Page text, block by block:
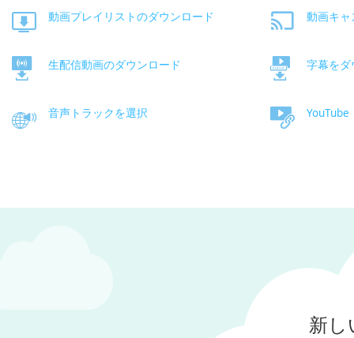
動画プレイリストのダウンロード 動画キャ
生配信動画のダウンロード 字幕をダ
音声トラックを選択 YouTube
新し